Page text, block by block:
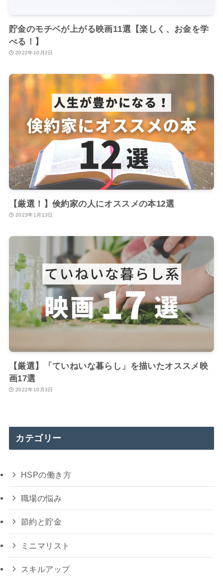
貯金のモチベが上がる映画11選【楽しく、お金を学
べる！】
2022年10月2日
【厳選！】倹約家の人にオススメの本12選
2023年1月13日
【厳選】「ていねいな暮らし」を描いたオススメ映
画17選
2022年10月3日
カテゴリー
HSPの働き方
職場の悩み
節約と貯金
ミニマリスト
スキルアップ